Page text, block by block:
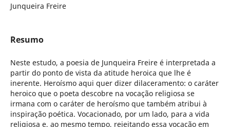
Junqueira Freire
Resumo
Neste estudo, a poesia de Junqueira Freire é interpretada a
partir do ponto de vista da atitude heroica que lhe é
inerente. Heroísmo aqui quer dizer dilaceramento: o caráter
heroico que o poeta descobre na vocação religiosa se
irmana com o caráter de heroísmo que também atribui à
inspiração poética. Vocacionado, por um lado, para a vida
religiosa e, ao mesmo tempo, rejeitando essa vocação em